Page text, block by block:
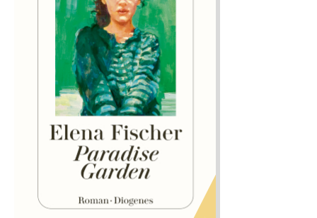
dem jungen Sebi, der doch alles von ihm lernen und
wissen möchte. Der Sebi ist kein Kind mehr, aber auch
noch nicht erwachsen. Alle im Dorf glauben, dass er
mal ins Kloster geht – nach Einsiedeln, zu den
Mönchen, die man im Dorf nicht mehr mag, seit sie
willkürlich die Grenze verschieben und die Bauern zur
Waldarbeit abkommandieren. Mit seiner hellen,
arglosen Bubenstimme erzählt der Sebi von seinen
Erlebnissen in den aufregenden Jahren des frühen 14.
Jahrhunderts. Und das Erzählen hilft ihm beim